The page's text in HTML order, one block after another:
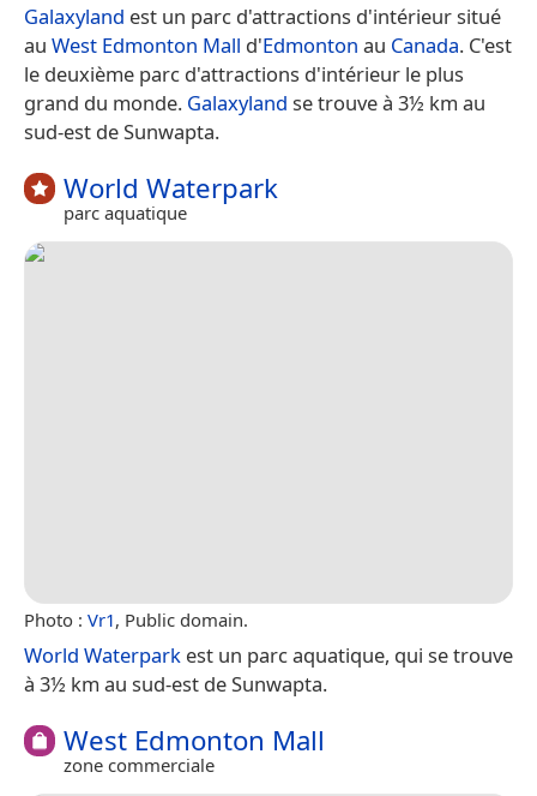
Galaxyland est un parc d'attractions d'intérieur situé
au West Edmonton Mall d'Edmonton au Canada. C'est
le deuxième parc d'attractions d'intérieur le plus
grand du monde. Galaxyland se trouve à 3½ km au
sud-est de Sunwapta.
World Waterpark
parc aquatique
Photo : Vr1, Public domain.
World Waterpark est un parc aquatique, qui se trouve
à 3½ km au sud-est de Sunwapta.
West Edmonton Mall
zone commerciale